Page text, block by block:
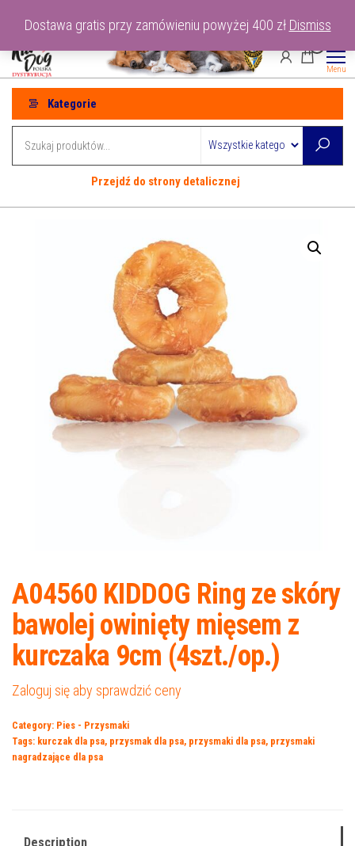
treści
Menu
Kategorie
Przejdź do strony detalicznej
A04560 KIDDOG Ring ze skóry
bawolej owinięty mięsem z
kurczaka 9cm (4szt./op.)
Zaloguj się aby sprawdzić ceny
Category: Pies - Przysmaki
Tags: kurczak dla psa, przysmak dla psa, przysmaki dla psa, przysmaki
nagradzające dla psa
Description
Dostawa gratis przy zamówieniu powyżej 400 zł Dismiss